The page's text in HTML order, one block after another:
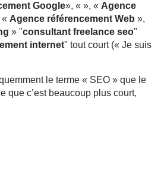
Google», « », « Agence
« Agence référencement Web »,
» "consultant freelance seo"
internet" tout court (« Je suis
le terme « SEO » que le
que c’est beaucoup plus court,